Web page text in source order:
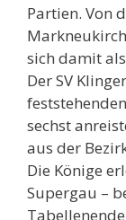
Partien. Von
sich damit
Der SV
sechst
aus der
Die Könige
Supergau –